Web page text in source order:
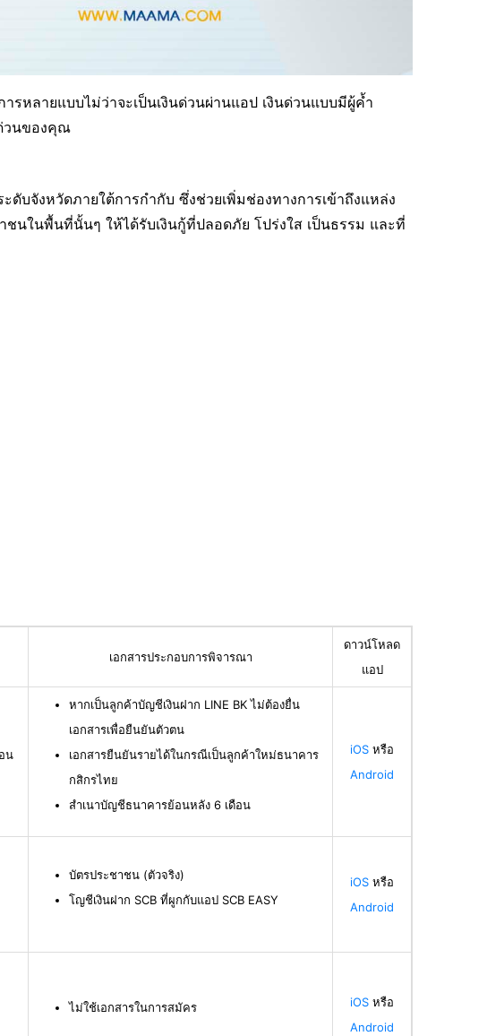
หลายแบบไม่ว่าจะเป็นเงินด่วนผ่านแอป เงินด่วนแบบมีผู้ค้ำ
วนของคุณ
บจังหวัดภายใต้การกำกับ ซึ่งช่วยเพิ่มช่องทางการเข้าถึงแหล่ง
นในพื้นที่นั้นๆ ให้ได้รับเงินกู้ที่ปลอดภัย โปร่งใส เป็นธรรม และที่
เอกสารประกอบการพิจารณา
ดาวน์โหลด
แอป
น
หากเป็นลูกค้าบัญชีเงินฝาก LINE BK ไม่ต้องยื่น
เอกสารเพื่อยืนยันตัวตน
เอกสารยืนยันรายได้ในกรณีเป็นลูกค้าใหม่ธนาคาร
กสิกรไทย
สำเนาบัญชีธนาคารย้อนหลัง 6 เดือน
iOS หรือ
Android
บัตรประชาชน (ตัวจริง)
โญชีเงินฝาก SCB ที่ผูกกับแอป SCB EASY
iOS หรือ
Android
ไม่ใช้เอกสารในการสมัคร iOS หรือ
Android